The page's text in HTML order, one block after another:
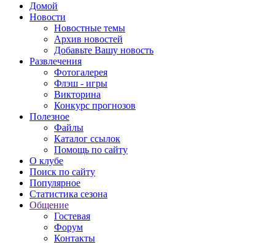
Домой
Новости
Новостные темы
Архив новостей
Добавьте Вашу новость
Развлечения
Фотогалерея
Флэш - игры
Викторина
Конкурс прогнозов
Полезное
Файлы
Каталог ссылок
Помощь по сайту
О клубе
Поиск по сайту
Популярное
Статистика сезона
Общение
Гостевая
Форум
Контакты